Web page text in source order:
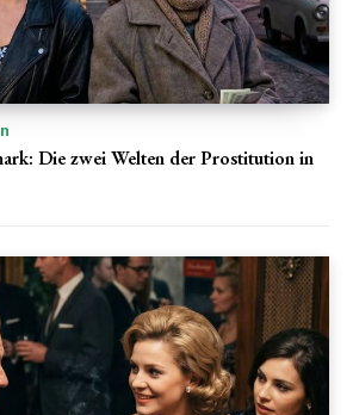
Die zwei Welten der Prostitution in